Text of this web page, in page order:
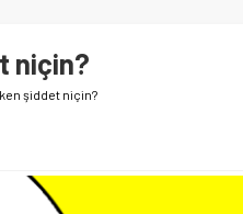
YAPILAN EN BÜYÜK HATALAR
niçin?
şiddet niçin?